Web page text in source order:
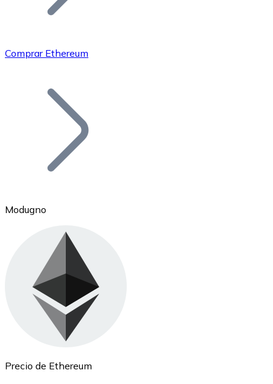
Bitcoin
Ethereum
ETH
Comprar Ethereum
Modugno
Precio de Ethereum